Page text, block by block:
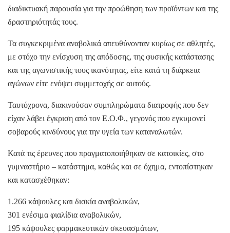
διαδικτυακή παρουσία για την προώθηση των προϊόντων και της
δραστηριότητάς τους.
Τα συγκεκριμένα αναβολικά απευθύνονταν κυρίως σε αθλητές,
με στόχο την ενίσχυση της απόδοσης, της φυσικής κατάστασης
και της αγωνιστικής τους ικανότητας, είτε κατά τη διάρκεια
αγώνων είτε ενόψει συμμετοχής σε αυτούς.
Ταυτόχρονα, διακινούσαν συμπληρώματα διατροφής που δεν
είχαν λάβει έγκριση από τον Ε.Ο.Φ., γεγονός που εγκυμονεί
σοβαρούς κινδύνους για την υγεία των καταναλωτών.
Κατά τις έρευνες που πραγματοποιήθηκαν σε κατοικίες, στο
γυμναστήριο – κατάστημα, καθώς και σε όχημα, εντοπίστηκαν
και κατασχέθηκαν:
1.266 κάψουλες και δισκία αναβολικών,
301 ενέσιμα φιαλίδια αναβολικών,
195 κάψουλες φαρμακευτικών σκευασμάτων,